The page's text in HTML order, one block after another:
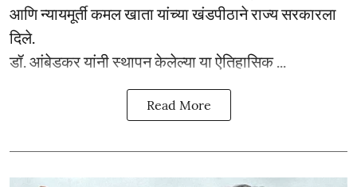
आणि न्यायमूर्ती कमल खाता यांच्या खंडपीठाने राज्य सरकारला
दिले.
डॉ. आंबेडकर यांनी स्थापन केलेल्या या ऐतिहासिक ...
Read More